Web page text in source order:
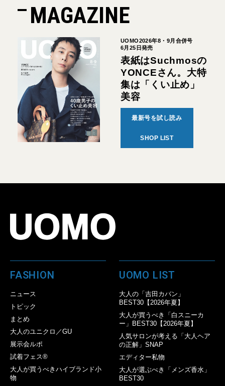
MAGAZINE
UOMO2026年8・9月合併号
6月25日発売
表紙はSuchmosの
YONCEさん。大特
集は「くい止め」
美容
最新号を試し読み
SHOP LIST
FASHION
ニュース
トピック
まとめ
大人のユニクロ／GU
展示会ルポ
試着フェス®︎
大人が買うべきハイブランド小
物
UOMO LIST
大人の「吉田カバン」
BEST30【2026年夏】
大人が買うべき「白スニーカ
ー」BEST30【2026年夏】
人気サロンが考える「大人ヘア
の正解」SNAP
エディター私物
大人が選ぶべき「メンズ香水」
BEST30